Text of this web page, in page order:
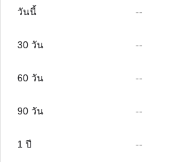
วันนี้ --
30 วัน --
60 วัน --
90 วัน --
1 ปี --